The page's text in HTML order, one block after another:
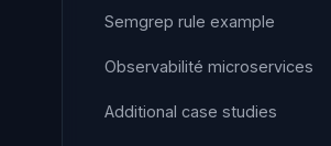
Semgrep rule example
Observabilité microservices
Additional case studies